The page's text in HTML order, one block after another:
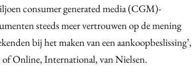
consumer generated media (CGM)-
steeds meer vertrouwen op de mening
bij het maken van een aankoopbeslissing’,
of Online, International, van Nielsen.